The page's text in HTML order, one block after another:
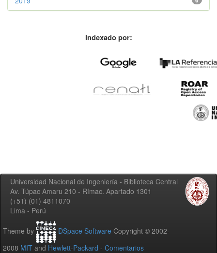
Indexado por:
Universidad Nacional de Ingeniería - Biblioteca Central
Av. Túpac Amaru 210 - Rímac. Apartado 1301
(+51) (01) 4811070
Lima - Perú
Theme by DSpace Software Copyright © 2002-
2008 MIT and Hewlett-Packard - Comentarios